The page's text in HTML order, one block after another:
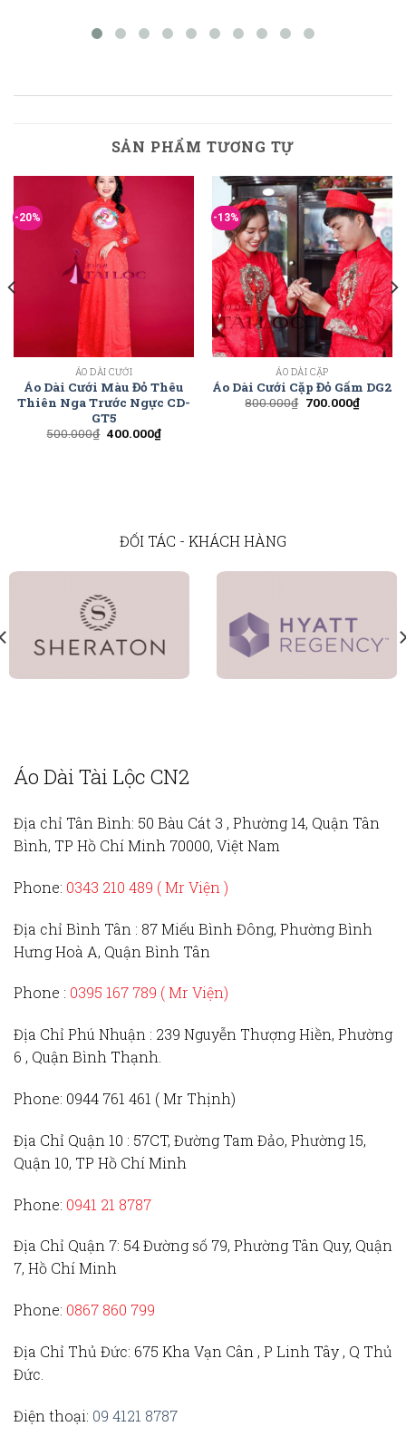
SẢN PHẨM TƯƠNG TỰ
-20%
ÁO DÀI CƯỚI
Áo Dài Cưới Màu Đỏ Thêu
Thiên Nga Trước Ngực CD-
GT5
500.000₫ 400.000₫
-13%
ÁO DÀI CẶP
Áo Dài Cưới Cặp Đỏ Gấm DG2
800.000₫ 700.000₫
ĐỐI TÁC - KHÁCH HÀNG
Áo Dài Tài Lộc CN2
Địa chỉ Tân Bình: 50 Bàu Cát 3 , Phường 14, Quận Tân
Bình, TP Hồ Chí Minh 70000, Việt Nam
Phone: 0343 210 489 ( Mr Viện )
Địa chỉ Bình Tân : 87 Miếu Bình Đông, Phường Bình
Hưng Hoà A, Quận Bình Tân
Phone : 0395 167 789 ( Mr Viện)
Địa Chỉ Phú Nhuận : 239 Nguyễn Thượng Hiền, Phường
6 , Quận Bình Thạnh.
Phone: 0944 761 461 ( Mr Thịnh)
Địa Chỉ Quận 10 : 57CT, Đường Tam Đảo, Phường 15,
Quận 10, TP Hồ Chí Minh
Phone: 0941 21 8787
Địa Chỉ Quận 7: 54 Đường số 79, Phường Tân Quy, Quận
7, Hồ Chí Minh
Phone: 0867 860 799
Địa Chỉ Thủ Đức: 675 Kha Vạn Cân , P Linh Tây , Q Thủ
Đức.
Điện thoại: 09 4121 8787